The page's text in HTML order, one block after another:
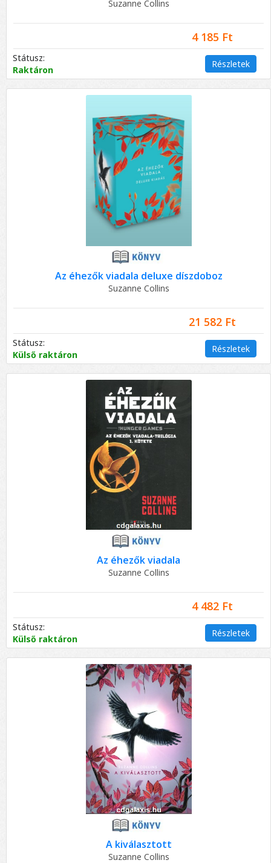
Suzanne Collins
4 185 Ft
Státusz:
Raktáron
Részletek
Az éhezők viadala deluxe díszdoboz
Suzanne Collins
21 582 Ft
Státusz:
Külső raktáron
Részletek
Az éhezők viadala
Suzanne Collins
4 482 Ft
Státusz:
Külső raktáron
Részletek
A kiválasztott
Suzanne Collins